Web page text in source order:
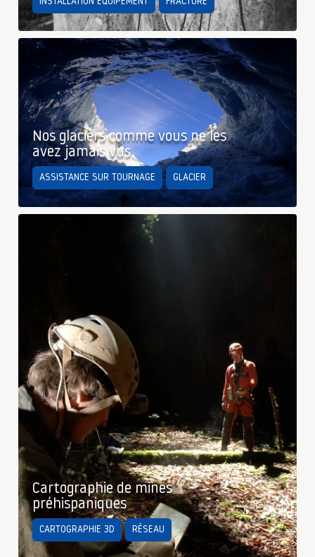
Nos glaciers comme vous ne les
avez jamais vus
ASSISTANCE SUR TOURNAGE GLACIER
Cartographie de mines
préhispaniques
CARTOGRAPHIE 3D RÉSEAU